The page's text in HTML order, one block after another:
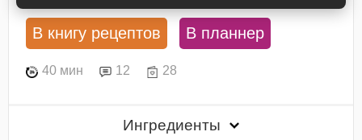
В книгу рецептов В планнер
40 мин 12 28
Ингредиенты